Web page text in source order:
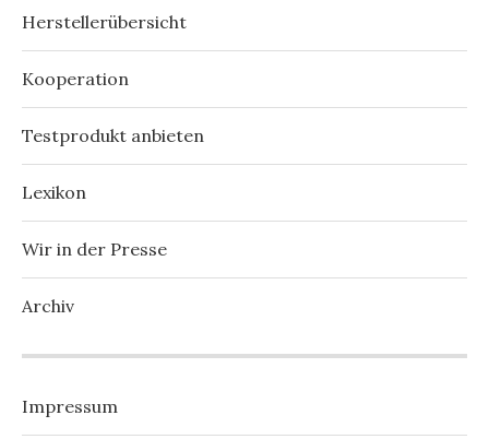
Herstellerübersicht
Kooperation
Testprodukt anbieten
Lexikon
Wir in der Presse
Archiv
Impressum